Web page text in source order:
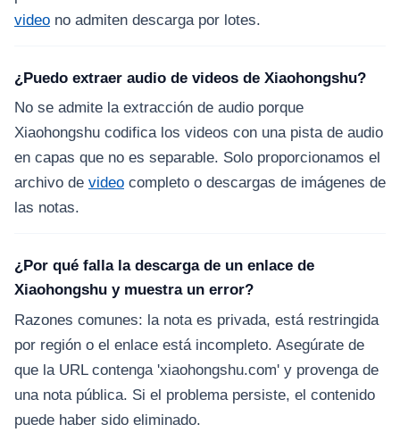
video no admiten descarga por lotes.
¿Puedo extraer audio de videos de Xiaohongshu?
No se admite la extracción de audio porque
Xiaohongshu codifica los videos con una pista de audio
en capas que no es separable. Solo proporcionamos el
archivo de video completo o descargas de imágenes de
las notas.
¿Por qué falla la descarga de un enlace de
Xiaohongshu y muestra un error?
Razones comunes: la nota es privada, está restringida
por región o el enlace está incompleto. Asegúrate de
que la URL contenga 'xiaohongshu.com' y provenga de
una nota pública. Si el problema persiste, el contenido
puede haber sido eliminado.